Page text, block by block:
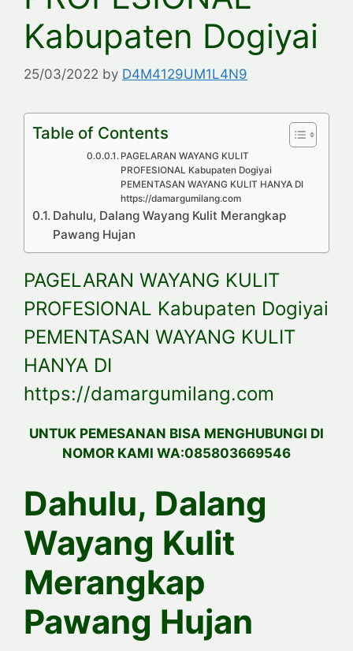
Kabupaten Dogiyai
25/03/2022 by D4M4129UM1L4N9
Table of Contents
PAGELARAN WAYANG KULIT
PROFESIONAL Kabupaten Dogiyai
PEMENTASAN WAYANG KULIT HANYA DI
https://damargumilang.com
Dahulu, Dalang Wayang Kulit Merangkap
Pawang Hujan
PAGELARAN WAYANG KULIT
PROFESIONAL Kabupaten Dogiyai
PEMENTASAN WAYANG KULIT
HANYA DI
https://damargumilang.com
UNTUK PEMESANAN BISA MENGHUBUNGI DI
NOMOR KAMI WA:085803669546
Dahulu, Dalang
Wayang Kulit
Merangkap
Pawang Hujan